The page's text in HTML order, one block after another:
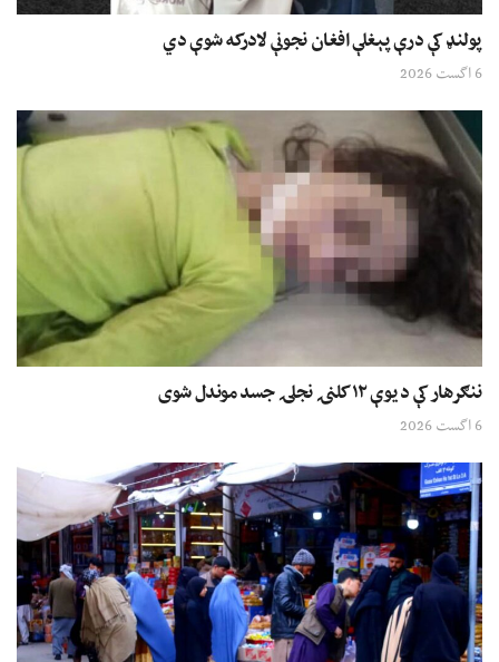
پولنډ کې درې پېغلې افغان نجونې لادرکه شوې دي
6 اگست 2026
ننګرهار کې د یوې ۱۲ کلنۍ نجلۍ جسد موندل شوی
6 اگست 2026